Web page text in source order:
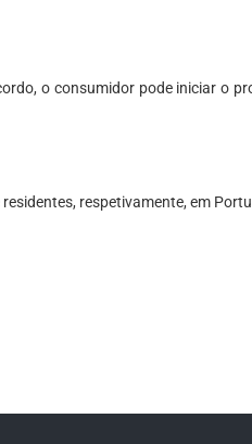
o consumidor pode iniciar o
respetivamente, em